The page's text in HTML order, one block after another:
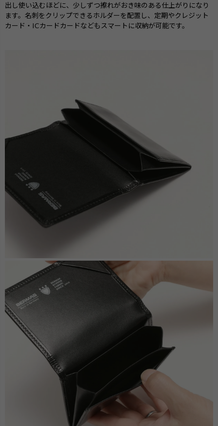
出し使い込むほどに、少しずつ擦れがおき味のある仕上がりになり
ます。名刺をクリップできるホルダーを配置し、定期やクレジット
カード・ICカードカードなどもスマートに収納が可能です。